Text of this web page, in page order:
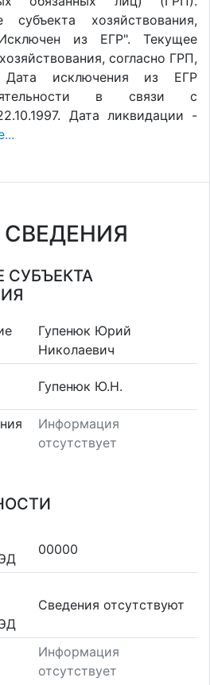
субъекта хозяйствования,
из ЕГР". Текущее
согласно ГРП,
Дата исключения из ЕГР
в связи с
Дата ликвидации -
СУБЪЕКТА
Гупенюк Юрий
Николаевич
Гупенюк Ю.Н.
Информация
отсутствует
00000
Cведения отсутствуют
Информация
отсутствует